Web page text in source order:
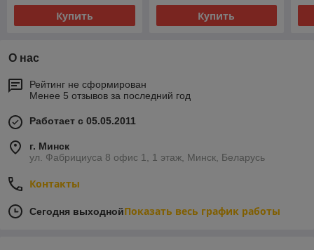
Купить Купить
О нас
Рейтинг не сформирован
Менее 5 отзывов за последний год
Работает с 05.05.2011
г. Минск
ул. Фабрициуса 8 офис 1, 1 этаж, Минск, Беларусь
Контакты
Сегодня выходнойПоказать весь график работы